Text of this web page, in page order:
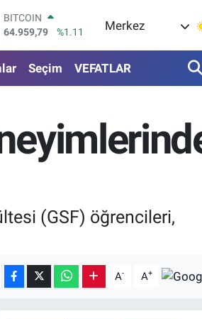
64.959,79
DOLAR
55,2510
%0.32
STERLİN
%0.03
BİST100
13.779
%-14
Merkez
Seçim VEFATLAR
(GSF) öğrencileri,
A- A+